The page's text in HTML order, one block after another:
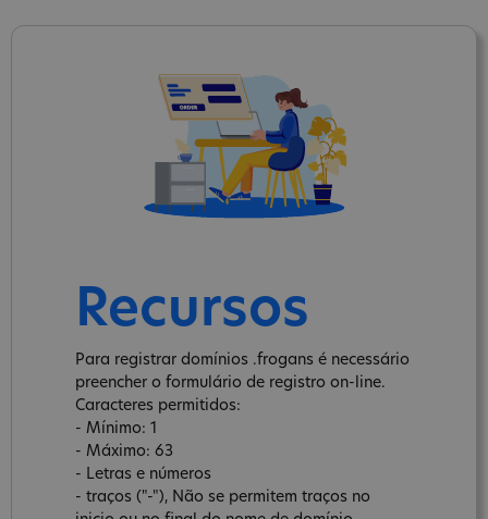
Recursos
Para registrar domínios .frogans é necessário
preencher o formulário de registro on-line.
Caracteres permitidos:
- Mínimo: 1
- Máximo: 63
- Letras e números
- traços ("-"), Não se permitem traços no